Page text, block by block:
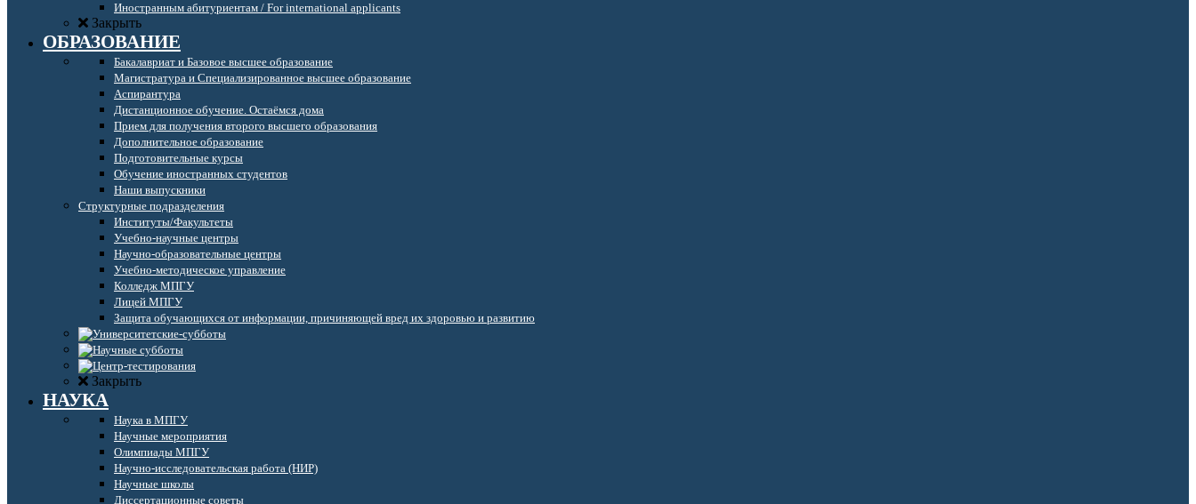
Иностранным абитуриентам / For international applicants
Закрыть
ОБРАЗОВАНИЕ
Бакалавриат и Базовое высшее образование
Магистратура и Специализированное высшее образование
Аспирантура
Дистанционное обучение. Остаёмся дома
Прием для получения второго высшего образования
Дополнительное образование
Подготовительные курсы
Обучение иностранных студентов
Наши выпускники
Структурные подразделения
Институты/Факультеты
Учебно-научные центры
Научно-образовательные центры
Учебно-методическое управление
Колледж МПГУ
Лицей МПГУ
Защита обучающихся от информации, причиняющей вред их здоровью и развитию
Закрыть
НАУКА
Наука в МПГУ
Научные мероприятия
Олимпиады МПГУ
Научно-исследовательская работа (НИР)
Научные школы
Диссертационные советы